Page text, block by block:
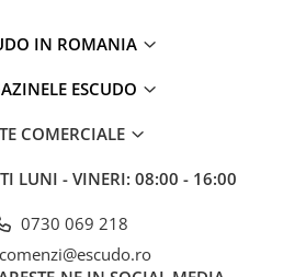
IN ROMANIA
ESCUDO
COMERCIALE
LUNI - VINERI: 08:00 - 16:00
0730 069 218
comenzi@escudo.ro